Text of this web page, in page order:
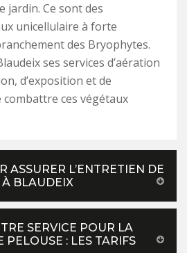
jardin. Ce sont des
unicellulaire à forte
des Bryophytes.
ses services d’aération
d’exposition et de
ces végétaux
ASSURER L’ENTRETIEN DE
BLAUDEIX
SERVICE POUR LA
PELOUSE : LES TARIFS